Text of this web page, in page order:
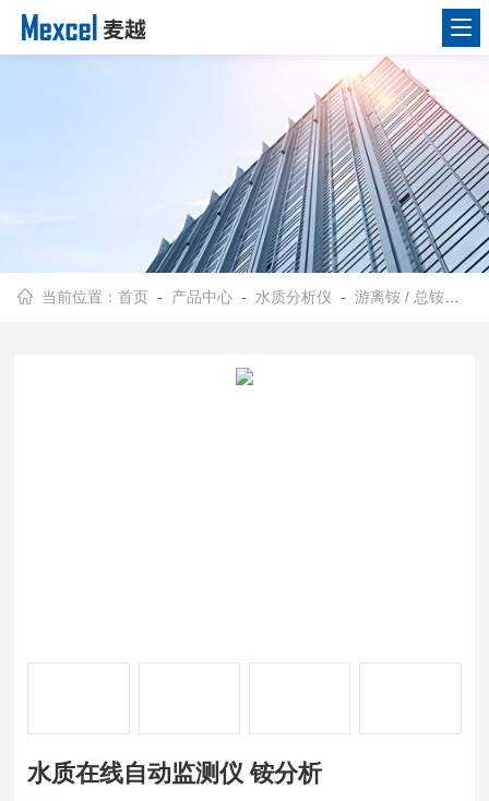
当前位置：首页 - 产品中心 - 水质分析仪 -游离铵 / 总铵在线分析仪
水质在线自动监测仪 铵分析